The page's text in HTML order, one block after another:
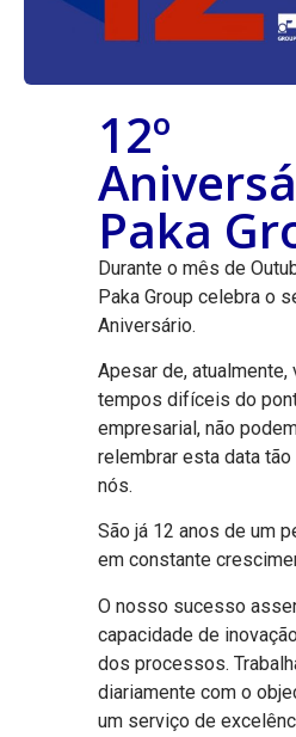
12º
Paka
Durante o mês de
Paka Group celebra o
Aniversário.
Apesar de, atualmente,
tempos difíceis do
empresarial, não
relembrar esta data
nós.
São já 12 anos de um
em constante
O nosso sucesso
capacidade de
dos processos.
diariamente com o
um serviço de